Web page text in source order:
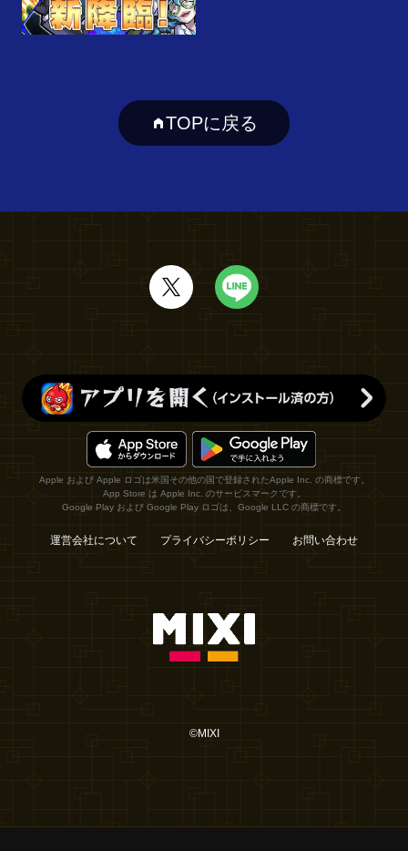
TOPに戻る
Apple および Apple ロゴは米国その他の国で登録されたApple Inc. の商標です。
App Store は Apple Inc. のサービスマークです。
Google Play および Google Play ロゴは、Google LLC の商標です。
運営会社について プライバシーポリシー お問い合わせ
©MIXI